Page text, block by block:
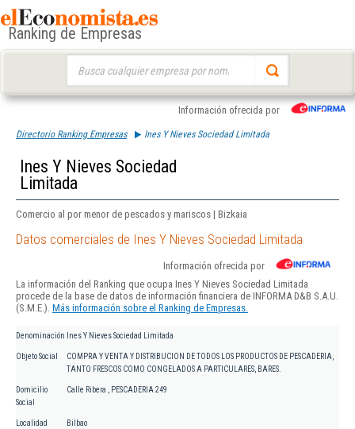
Ranking de Empresas
Información ofrecida por
Directorio Ranking Empresas Ines Y Nieves Sociedad Limitada
Ines Y Nieves Sociedad
Limitada
Comercio al por menor de pescados y mariscos | Bizkaia
Datos comerciales de Ines Y Nieves Sociedad Limitada
Información ofrecida por
La información del Ranking que ocupa Ines Y Nieves Sociedad Limitada
procede de la base de datos de información financiera de INFORMA D&B S.A.U.
(S.M.E.). Más información sobre el Ranking de Empresas.
Denominación Ines Y Nieves Sociedad Limitada
Objeto Social
COMPRA Y VENTA Y DISTRIBUCION DE TODOS LOS PRODUCTOS DE PESCADERIA,
TANTO FRESCOS COMO CONGELADOS A PARTICULARES, BARES.
Domicilio
Social
Calle Ribera , PESCADERIA 249
Localidad Bilbao